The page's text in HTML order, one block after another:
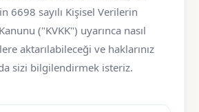
6698 sayılı Kişisel Verilerin
("KVKK") uyarınca nasıl
aktarılabileceği ve haklarınız
sizi bilgilendirmek isteriz.